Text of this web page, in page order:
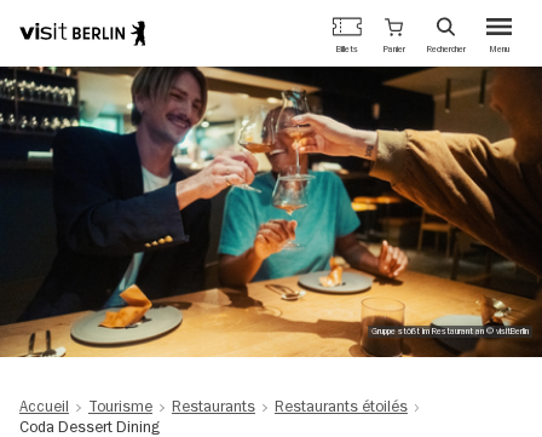
Aller
au
contenu
principal
Portail
officiel
du
tourisme
de
Berlin
Menu
Billets Panier Rechercher
Gruppe stößt im Restaurant an © visitBerlin
Accueil Tourisme Restaurants
Restaurants étoilés
Coda Dessert Dining